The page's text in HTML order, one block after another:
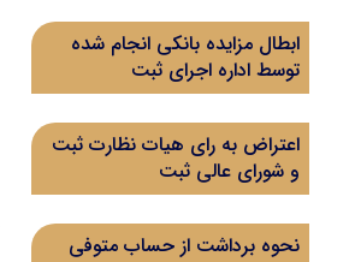
ابطال مزایده بانکی انجام شده
توسط اداره اجرای ثبت
اعتراض به رای هیات نظارت ثبت
و شورای عالی ثبت
نحوه برداشت از حساب متوفی